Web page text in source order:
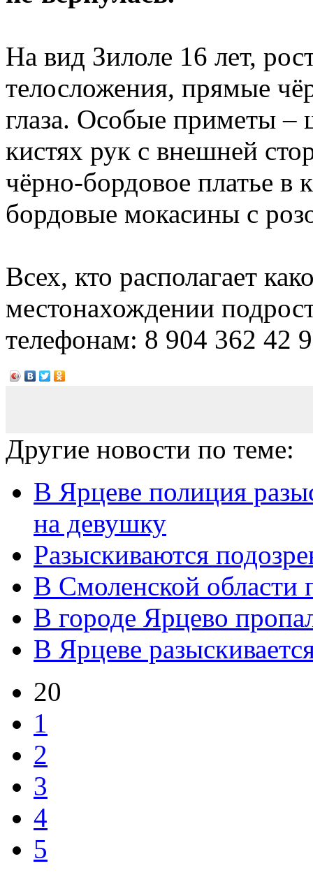
На вид Зилоле 16 лет,
телосложения, прямые
глаза. Особые приметы
кистях рук с внешней
чёрно-бордовое платье в
бордовые мокасины с
Всех, кто располагает
местонахождении
телефонам: 8 904 362 42
Другие новости по теме:
В Ярцеве полиция
на девушку
Разыскиваются
В Смоленской области
В городе Ярцево
В Ярцеве
20
1
2
3
4
5